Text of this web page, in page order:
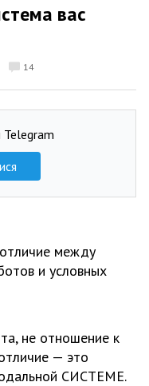
вас
14
Telegram
между
и условных
не отношение к
— это
СИСТЕМЕ.